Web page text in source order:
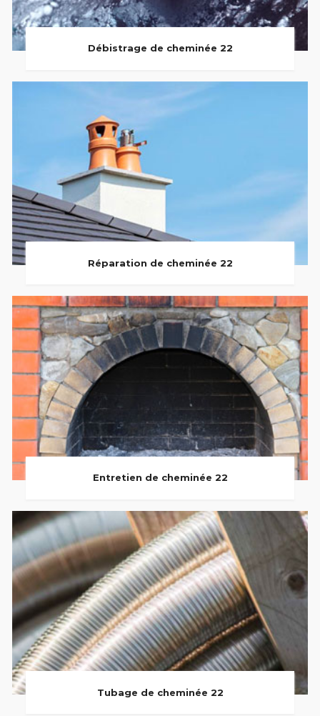
Débistrage de cheminée 22
Réparation de cheminée 22
Entretien de cheminée 22
Tubage de cheminée 22